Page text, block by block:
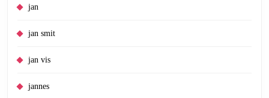
jan
jan smit
jan vis
jannes